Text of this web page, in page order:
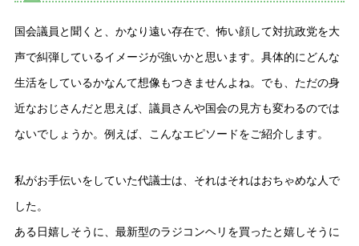
国会議員と聞くと、かなり遠い存在で、怖い顔して対抗政党を大
声で糾弾しているイメージが強いかと思います。具体的にどんな
生活をしているかなんて想像もつきませんよね。でも、ただの身
近なおじさんだと思えば、議員さんや国会の見方も変わるのでは
ないでしょうか。例えば、こんなエピソードをご紹介します。
私がお手伝いをしていた代議士は、それはそれはおちゃめな人で
した。
ある日嬉しそうに、最新型のラジコンヘリを買ったと嬉しそうに